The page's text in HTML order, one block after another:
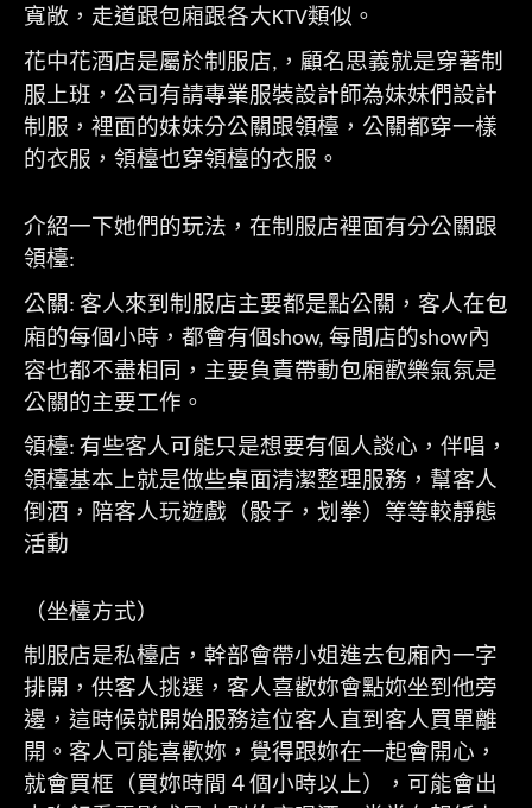
寬敞，走道跟包廂跟各大KTV類似。
花中花酒店是屬於制服店, ，顧名思義就是穿著制
服上班，公司有請專業服裝設計師為妹妹們設計
制服，裡面的妹妹分公關跟領檯，公關都穿一樣
的衣服，領檯也穿領檯的衣服。
介紹一下她們的玩法，在制服店裡面有分公關跟
領檯:
公關: 客人來到制服店主要都是點公關，客人在包
廂的每個小時，都會有個show, 每間店的show內
容也都不盡相同，主要負責帶動包廂歡樂氣氛是
公關的主要工作。
領檯: 有些客人可能只是想要有個人談心，伴唱，
領檯基本上就是做些桌面清潔整理服務，幫客人
倒酒，陪客人玩遊戲（骰子，划拳）等等較靜態
活動
（坐檯方式）
制服店是私檯店，幹部會帶小姐進去包廂內一字
排開，供客人挑選，客人喜歡妳會點妳坐到他旁
邊，這時候就開始服務這位客人直到客人買單離
開。客人可能喜歡妳，覺得跟妳在一起會開心，
就會買框（買妳時間４個小時以上），可能會出